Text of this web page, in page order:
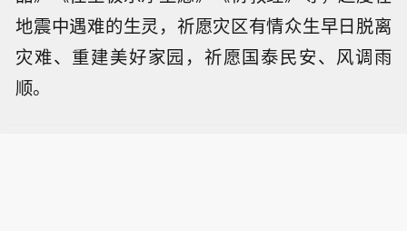
地震中遇难的生灵，祈愿灾区有情众生早日脱离
灾难、重建美好家园，祈愿国泰民安、风调雨
顺。